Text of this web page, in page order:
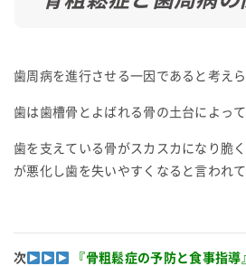
歯周病を進行させる一因であると考え
歯は歯槽骨とよばれる骨の土台によっ
歯を支えている骨がスカスカになり脆
が悪化し歯を失いやすくなると言われて
次 『骨粗鬆症の予防と食事指導